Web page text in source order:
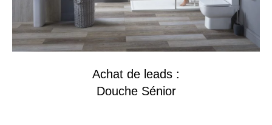
Achat de leads :
Douche Sénior